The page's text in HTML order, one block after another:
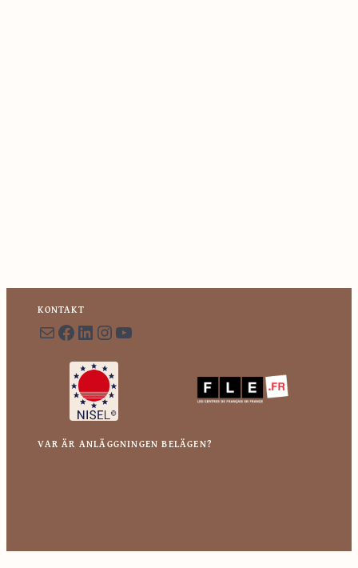
KONTAKT
E-post Facebook LinkedIn InstagramYouTube
VAR ÄR ANLÄGGNINGEN BELÄGEN?